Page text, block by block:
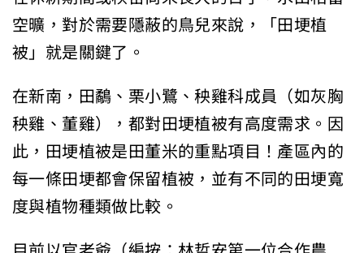
空曠，對於需要隱蔽的鳥兒來說，「田埂植
被」就是關鍵了。
在新南，田鷸、栗小鷺、秧雞科成員（如灰胸
秧雞、董雞），都對田埂植被有高度需求。因
此，田埂植被是田董米的重點項目！產區內的
每一條田埂都會保留植被，並有不同的田埂寬
度與植物種類做比較。